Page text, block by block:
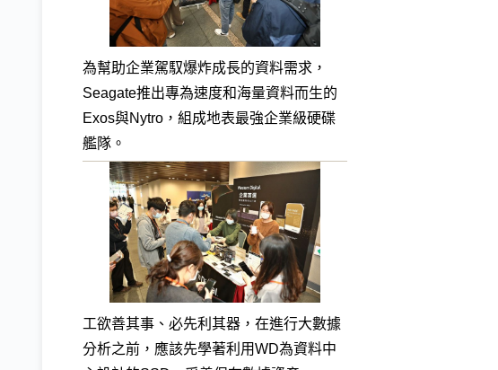
為幫助企業駕馭爆炸成長的資料需求，
Seagate推出專為速度和海量資料而生的
Exos與Nytro，組成地表最強企業級硬碟
艦隊。
工欲善其事、必先利其器，在進行大數據
分析之前，應該先學著利用WD為資料中